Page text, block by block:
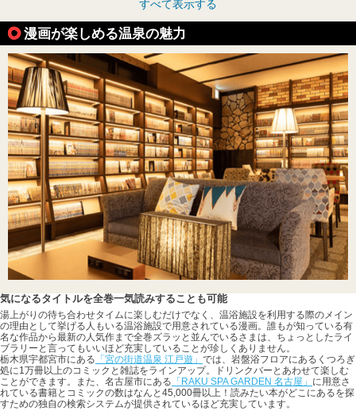
すべて表示する
漫画が楽しめる温泉の魅力
気になるタイトルを全巻一気読みすることも可能
湯上がりの待ち合わせタイムに楽しむだけでなく、温浴施設を利用する際のメイン
の理由として挙げる人もいる温浴施設で用意されている漫画。誰もが知っている有
名な作品から最新の人気作まで全巻ズラッと並んでいるさまは、ちょっとしたライ
ブラリーと言ってもいいほど充実していることが珍しくありません。
栃木県宇都宮市にある 「宮の街道温泉 江戸遊」 では、岩盤浴フロアにあるくつろぎ
処に1万冊以上のコミックと雑誌をラインアップ。ドリンクバーとあわせて楽しむ
ことができます。また、名古屋市にある 「RAKU SPA GARDEN 名古屋」 に用意さ
れている書籍とコミックの数はなんと45,000冊以上！読みたい本がどこにあるを探
すための独自の検索システムが提供されているほど充実しています。